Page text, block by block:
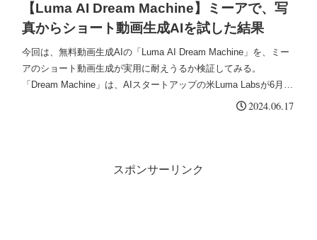
【Luma AI Dream Machine】ミーアで、写
真からショート動画生成AIを試した結果
今回は、無料動画生成AIの「Luma AI Dream Machine」を、ミー
アのショート動画生成が実用に耐えうるか検証してみる。
「Dream Machine」は、AIスタートアップの米Luma Labsが6月12
2024.06.17
スポンサーリンク